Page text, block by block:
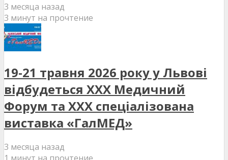
3 месяца назад
3 минут на прочтение
19-21 травня 2026 року у Львові
відбудеться XXX Медичний
Форум та XXX спеціалізована
виставка «ГалМЕД»
3 месяца назад